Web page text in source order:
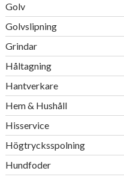
Golv
Golvslipning
Grindar
Håltagning
Hantverkare
Hem & Hushåll
Hisservice
Högtrycksspolning
Hundfoder